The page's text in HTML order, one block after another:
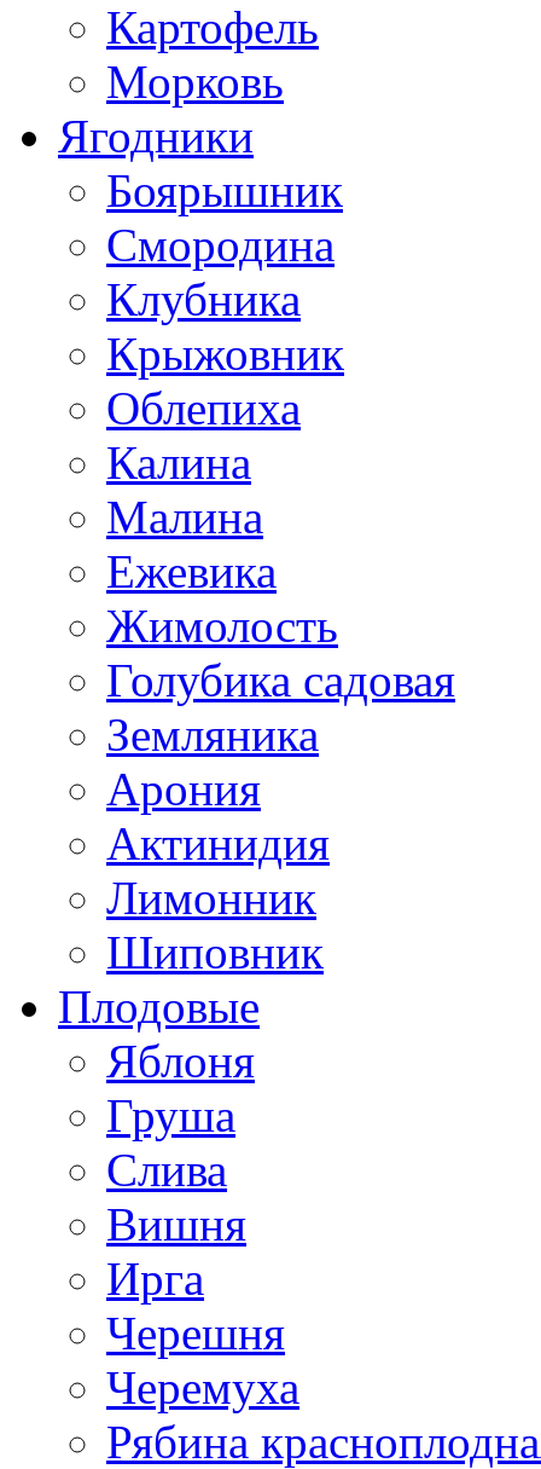
Картофель
Морковь
Ягодники
Боярышник
Смородина
Клубника
Крыжовник
Облепиха
Калина
Малина
Ежевика
Жимолость
Голубика садовая
Земляника
Арония
Актинидия
Лимонник
Шиповник
Плодовые
Яблоня
Груша
Слива
Вишня
Ирга
Черешня
Черемуха
Рябина